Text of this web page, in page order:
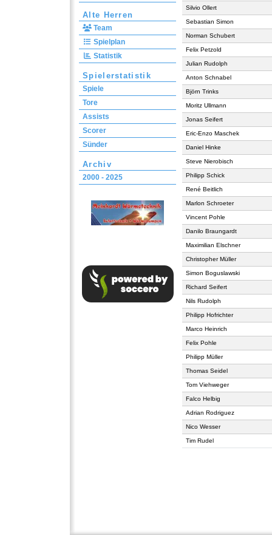
Alte Herren
Team
Spielplan
Statistik
Spielerstatistik
Spiele
Tore
Assists
Scorer
Sünder
Archiv
2000 - 2025
Silvio Ollert
Sebastian Simon
Norman Schubert
Felix Petzold
Julian Rudolph
Anton Schnabel
Björn Trinks
Moritz Ullmann
Jonas Seifert
Eric-Enzo Maschek
Daniel Hinke
Steve Nierobisch
Philipp Schick
René Beitlich
Marlon Schroeter
Vincent Pohle
Danilo Braungardt
Maximilian Elschner
Christopher Müller
Simon Boguslawski
Richard Seifert
Nils Rudolph
Philipp Hofrichter
Marco Heinrich
Felix Pohle
Philipp Müller
Thomas Seidel
Tom Viehweger
Falco Helbig
Adrian Rodriguez
Nico Wesser
Tim Rudel